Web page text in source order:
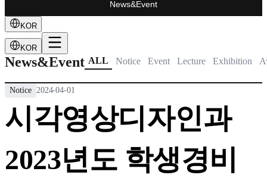
News&Event
KOR
KOR
News&Event ALL Notice Event Lecture Exhibition
Notice 2024-04-01
시각영상디자인과
2023년도 학생경비